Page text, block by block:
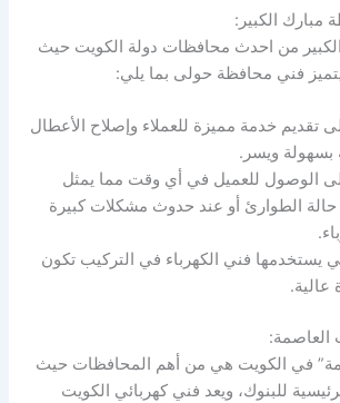
مبارك الكبير:
من احدث محافظات دولة الكويت حيث
فني محافظة حولى بما يلي:
تقديم خدمة مميزة للعملاء وإصلاح الأعطال
بسهولة ويسر.
الوصول للعميل في أي وقت مما يمثل
الطوارئ أو عند حدوث مشكلات كبيرة
يستخدمها فني الكهرباء في التركيب تكون
عالية.
العاصمة:
في الكويت هي من أهم المحافظات حيث
للبنوك، ويعد فني كهربائي الكويت